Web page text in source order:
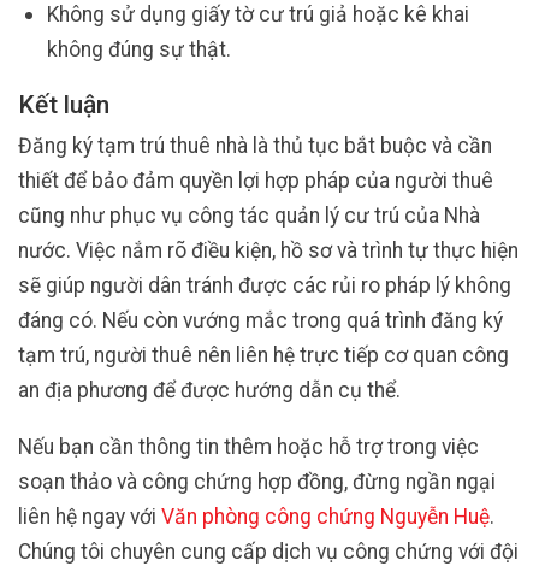
Không sử dụng giấy tờ cư trú giả hoặc kê khai
không đúng sự thật.
Kết luận
Đăng ký tạm trú thuê nhà là thủ tục bắt buộc và cần
thiết để bảo đảm quyền lợi hợp pháp của người thuê
cũng như phục vụ công tác quản lý cư trú của Nhà
nước. Việc nắm rõ điều kiện, hồ sơ và trình tự thực hiện
sẽ giúp người dân tránh được các rủi ro pháp lý không
đáng có. Nếu còn vướng mắc trong quá trình đăng ký
tạm trú, người thuê nên liên hệ trực tiếp cơ quan công
an địa phương để được hướng dẫn cụ thể.
Nếu bạn cần thông tin thêm hoặc hỗ trợ trong việc
soạn thảo và công chứng hợp đồng, đừng ngần ngại
liên hệ ngay với Văn phòng công chứng Nguyễn Huệ.
Chúng tôi chuyên cung cấp dịch vụ công chứng với đội